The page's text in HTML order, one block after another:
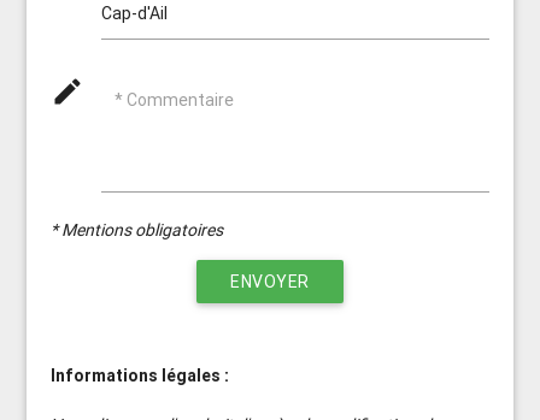
mode_edit * Commentaire
* Mentions obligatoires
ENVOYER
Informations légales :